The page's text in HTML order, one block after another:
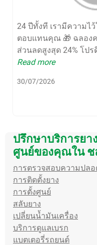
24 ปีทั้งที เรามีความไ
ตอบแทนคุณ 🎁 ฉลองค
ส่วนลดสูงสุด 24% โปร
Read more
30/07/2026
ปรึกษาบริการย
ศูนย์ของคุณใน ช
การตรวจสอบความปล
การติดตั้งยาง
การตั้งศูนย์
สลับยาง
เปลี่ยนน้ำมันเครื่อง
บริการดูแลเบรก
แบตเตอรี่รถยนต์